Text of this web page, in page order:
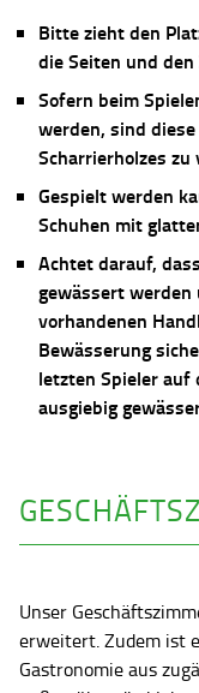
Bitte zieht den
die Seiten und den
Sofern beim
werden, sind
Scharrierholzes zu
Gespielt werden
Schuhen mit
Achtet darauf,
gewässert
vorhandenen
Bewässerung
letzten Spieler auf
ausgiebig
Unser
erweitert. Zudem ist
Gastronomie aus